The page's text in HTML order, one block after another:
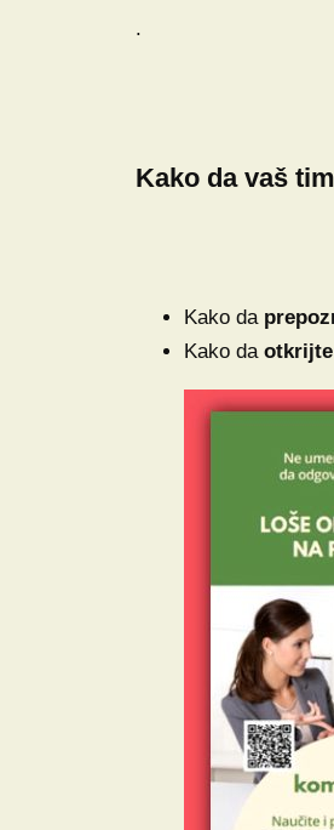
.
Kako da vaš
Kako da
Kako da